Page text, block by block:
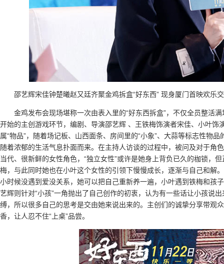
邵艺辉宋佳钟楚曦赵又廷齐聚金鸡拆盒“好东西” 现身厦门首映欢乐
金鸡发布会现场堪称一次由表入里的“好东西拆盒”，不仅全员整活
开始的主创游戏环节，编剧、导演邵艺辉 、王铁梅饰演者宋佳、小叶饰
属“物品”，随着场记板、山西面条、房间里的“小象”、大蒜等标志性物
随着浓郁的生活气息扑面而来。在主持人访谈的过程中，被问及对于角
当代、很新鲜的女性角色，“独立女性”或许是她身上背负已久的枷锁，
梅，与此同时她也在小叶这个女性的引领下慢慢成长，逐渐与自己和解
小时候没遇到爱没关系，她可以把自己重新养一遍，小叶遇到铁梅和孩
艺辉则针对“小孩”一角抛出了自己创作的初衷，认为有一些话让小孩说
缚，所以很多自己的思考是交由她来说出来的。主创们的诚挚分享带观
香，让人忍不住“上桌”品尝。